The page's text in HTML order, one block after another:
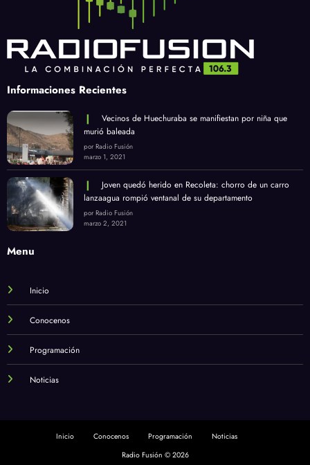
Informaciones Recientes
Vecinos de Huechuraba se manifiestan por niña que
murió baleada
por Radio Fusión
marzo 1, 2021
Joven quedó herido en Recoleta: chorro de un carro
lanzaagua rompió ventanal de su departamento
por Radio Fusión
marzo 2, 2021
Menu
Inicio
Conocenos
Programación
Noticias
Inicio Conocenos Programación
Noticias
Radio Fusión © 2026